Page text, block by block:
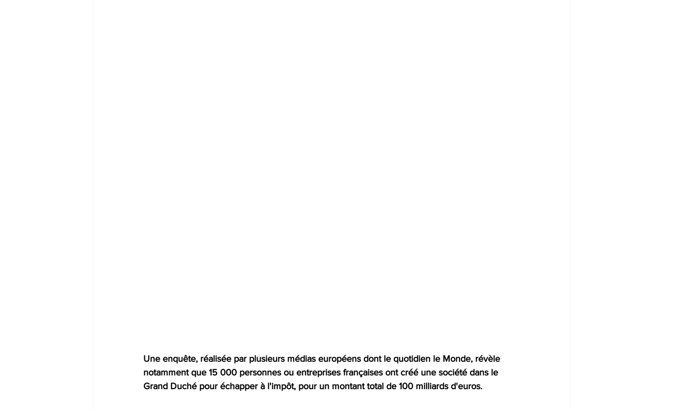
Une enquête, réalisée par plusieurs médias européens dont le quotidien le Monde, révèle
notamment que 15 000 personnes ou entreprises françaises ont créé une société dans le
Grand Duché pour échapper à l'impôt, pour un montant total de 100 milliards d'euros.